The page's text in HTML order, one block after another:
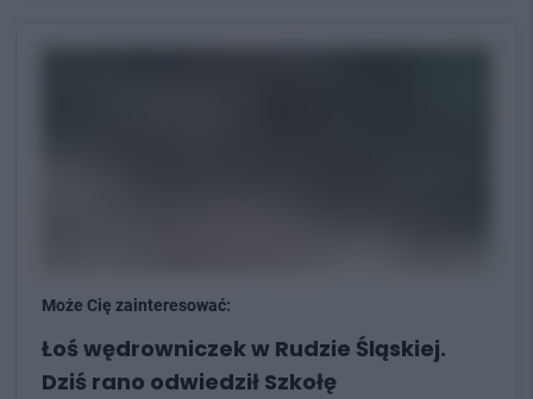
Może Cię zainteresować:
Łoś wędrowniczek w Rudzie Śląskiej.
Dziś rano odwiedził Szkołę